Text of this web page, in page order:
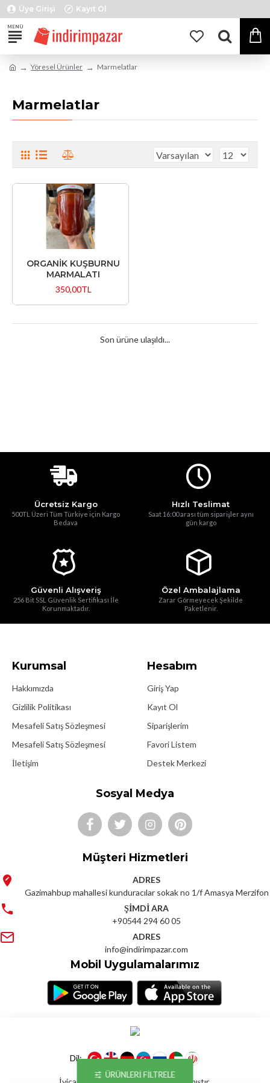
Üye Girişi Kayıt Ol
Yöresel Ürünler Marmelatlar
Marmelatlar
ORGANİK KUŞBURNU
MARMALATI
350,00TL
Son ürüne ulaşıldı...
Ücretsiz Kargo
500TL Üzeri Tüm Türkiye için Kargo
Bedava
Hızlı Teslimat
Saat 16:00 arası tüm siparişler aynı
gün kargo
Güvenli Alışveriş
256 Bit SSL Güvenlik Sertifikası İle
Korunmaktadır.
Özel Ambalajlama
Zarar Görmeyecek Şekilde
Paketlenir.
Kurumsal
Hakkımızda
Gizlilik Politikası
Mesafeli Satış Sözleşmesi
Mesafeli Satış Sözleşmesi
İletişim
Hesabım
Giriş Yap
Kayıt Ol
Siparişlerim
Favori Listem
Destek Merkezi
Sosyal Medya
Müşteri Hizmetleri
ADRES
Gazimahbup mahallesi kunduracılar sokak no 1/f Amasya Merzifon
ŞİMDİ ARA
+90544 294 60 05
ADRES
info@indirimpazar.com
Mobil Uygulamalarımız
Dil:
ÜRÜNLERI FILTRELE